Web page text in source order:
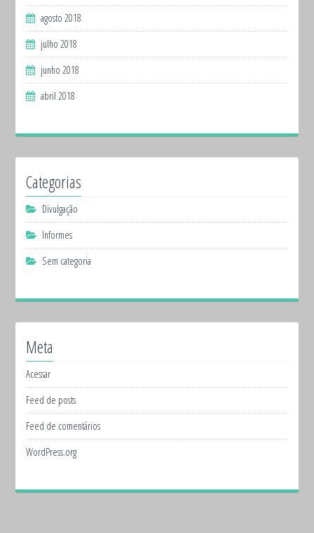
agosto 2018
julho 2018
junho 2018
abril 2018
Categorias
Divulgação
Informes
Sem categoria
Meta
Acessar
Feed de posts
Feed de comentários
WordPress.org